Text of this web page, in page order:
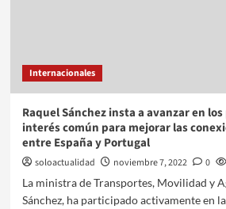
Internacionales
Raquel Sánchez insta a avanzar en
interés común para mejorar las
entre España y Portugal
soloactualidad noviembre 7, 2022 0
La ministra de Transportes, Movilidad y
Sánchez, ha participado activamente en